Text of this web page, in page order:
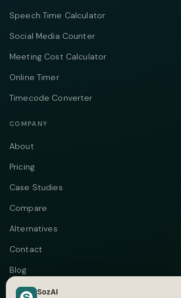
Speech Time Calculator
Social Media Counter
Meeting Cost Calculator
Online Timer
Timecode Converter
COMPANY
About
Pricing
Case Studies
Compare
Alternatives
Contact
Blog
PrivacySozAI